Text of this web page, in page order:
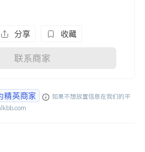
分享 收藏
联系商家
精英商家
如果不想放置信息在我们的平